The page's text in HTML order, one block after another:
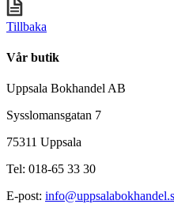
Tillbaka
Vår butik
Uppsala Bokhandel AB
Sysslomansgatan 7
75311 Uppsala
Tel: 018-65 33 30
E-post: